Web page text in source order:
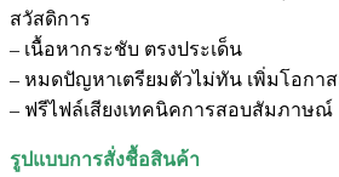
สวัสดิการ
– เนื้อหากระชับ ตรงประเด็น
– หมดปัญหาเตรียมตัวไม่ทัน เพิ่มโอกา
– ฟรีไฟล์เสียงเทคนิคการสอบสัมภาษณ์
รูปแบบการสั่งชื้อสินค้า